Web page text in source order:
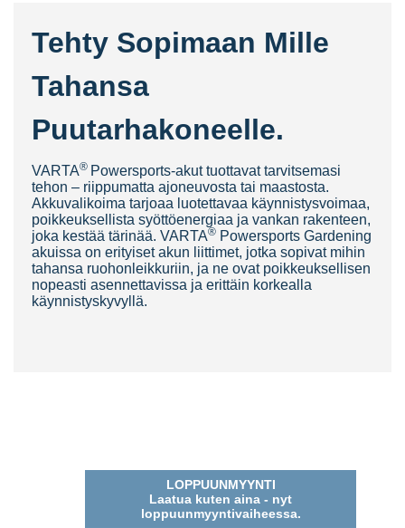
Tehty Sopimaan Mille
Tahansa
Puutarhakoneelle.
VARTA® Powersports-akut tuottavat tarvitsemasi
tehon – riippumatta ajoneuvosta tai maastosta.
Akkuvalikoima tarjoaa luotettavaa käynnistysvoimaa,
poikkeuksellista syöttöenergiaa ja vankan rakenteen,
joka kestää tärinää. VARTA® Powersports Gardening
akuissa on erityiset akun liittimet, jotka sopivat mihin
tahansa ruohonleikkuriin, ja ne ovat poikkeuksellisen
nopeasti asennettavissa ja erittäin korkealla
käynnistyskyvyllä.
LOPPUUNMYYNTI
Laatua kuten aina - nyt
loppuunmyyntivaiheessa.